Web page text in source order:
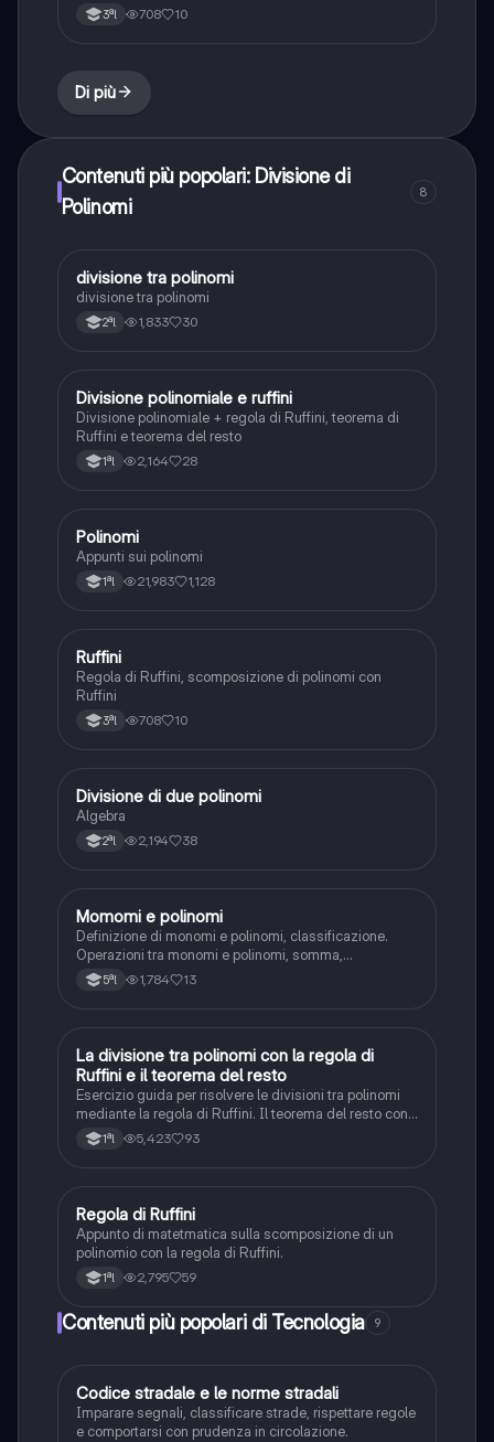
3ªl 708 10
Di più
Contenuti più popolari: Divisione di
Polinomi
8
Matematica
divisione tra polinomi
divisione tra polinomi
2ªl 1,833 30
Matematica
Divisione polinomiale e ruffini
Divisione polinomiale + regola di Ruffini, teorema di
Ruffini e teorema del resto
1ªl 2,164 28
Matematica
Polinomi
Appunti sui polinomi
1ªl 21,983 1,128
Matematica
Ruffini
Regola di Ruffini, scomposizione di polinomi con
Ruffini
3ªl 708 10
Matematica
Divisione di due polinomi
Algebra
2ªl 2,194 38
Matematica
Momomi e polinomi
Definizione di monomi e polinomi, classificazione.
Operazioni tra monomi e polinomi, somma,
prodotto,elevazione a potenza, divisione. Teorema del
resto e di Ruffini. Prodotti notevoli. Il triangolo di
5ªl 1,784 13
Matematica
La divisione tra polinomi con la regola di
Ruffini e il teorema del resto
Esercizio guida per risolvere le divisioni tra polinomi
mediante la regola di Ruffini. Il teorema del resto con
esempio
1ªl 5,423 93
Matematica
Regola di Ruffini
Appunto di matetmatica sulla scomposizione di un
polinomio con la regola di Ruffini.
1ªl 2,795 59
Contenuti più popolari di Tecnologia 9
Tecnologia
Codice stradale e le norme stradali
Imparare segnali, classificare strade, rispettare regole
e comportarsi con prudenza in circolazione.